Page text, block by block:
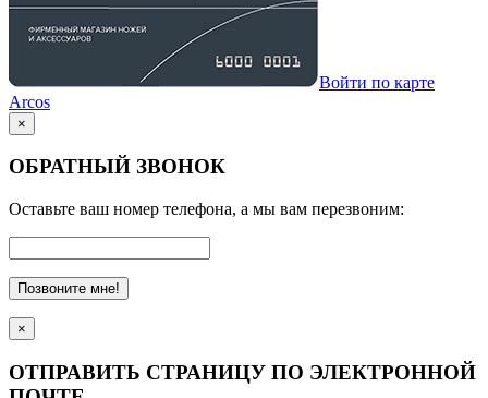
Войти по карте
Arcos
×
ОБРАТНЫЙ ЗВОНОК
Оставьте ваш номер телефона, а мы вам перезвоним:
Позвоните мне!
×
ОТПРАВИТЬ СТРАНИЦУ ПО ЭЛЕКТРОННОЙ